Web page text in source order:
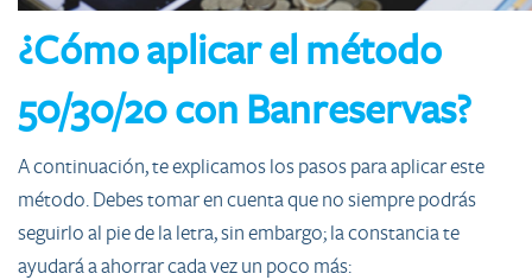
¿Cómo aplicar el método
50/30/20 con Banreservas?
A continuación, te explicamos los pasos para aplicar este
método. Debes tomar en cuenta que no siempre podrás
seguirlo al pie de la letra, sin embargo; la constancia te
ayudará a ahorrar cada vez un poco más: